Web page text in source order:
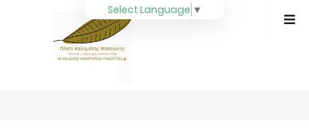
Select Language ▼